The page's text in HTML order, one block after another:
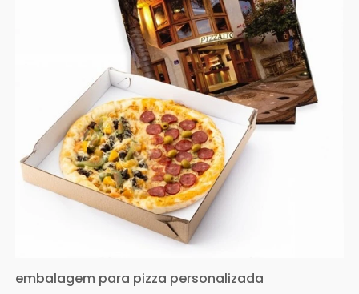
embalagem para pizza personalizada